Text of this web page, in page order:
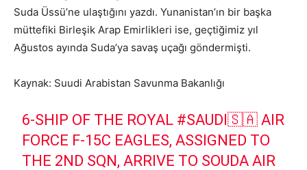
Suda Üssü’ne ulaştığını yazdı. Yunanistan’ın bir başka
müttefiki Birleşik Arap Emirlikleri ise, geçtiğimiz yıl
Ağustos ayında Suda’ya savaş uçağı göndermişti.
Kaynak: Suudi Arabistan Savunma Bakanlığı
6-SHIP OF THE ROYAL #SAUDI🇸🇦 AIR
FORCE F-15C EAGLES, ASSIGNED TO
THE 2ND SQN, ARRIVE TO SOUDA AIR